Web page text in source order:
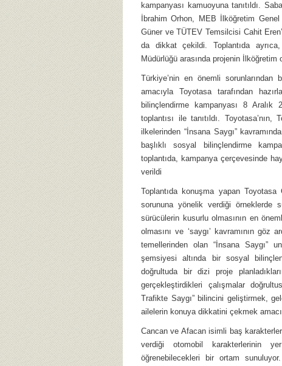
kampanyası kamuoyuna tanıtıldı.
İbrahim Orhon, MEB İlköğretim
Güner ve TÜTEV Temsilcisi Cahit
da dikkat çekildi. Toplantıda
Müdürlüğü arasında projenin İlköğretim
Türkiye’nin en önemli sorunlarından
amacıyla Toyotasa tarafından
bilinçlendirme kampanyası 8 Aralık
toplantısı ile tanıtıldı.
ilkelerinden “İnsana Saygı”
başlıklı sosyal bilinçlendirme
toplantıda, kampanya çerçevesinde
verildi
Toplantıda konuşma yapan
sorununa yönelik verdiği örneklerde
sürücülerin kusurlu olmasının en
olmasını ve ‘saygı’ kavramının
temellerinden olan “İnsana Saygı”
şemsiyesi altında bir sosyal
doğrultuda bir dizi proje
gerçekleştirdikleri çalışmalar
Trafikte Saygı” bilincini geliştirmek,
ailelerin konuya dikkatini çekmek
Cancan ve Afacan isimli baş
verdiği otomobil karakterlerinin
öğrenebilecekleri bir ortam